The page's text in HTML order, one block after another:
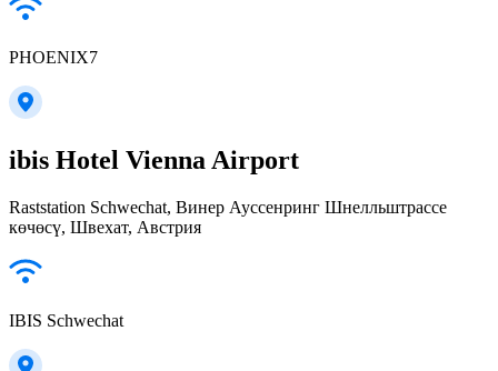
PHOENIX7
ibis Hotel Vienna Airport
Raststation Schwechat, Винер Ауссенринг Шнелльштрассе
көчөсү, Швехат, Австрия
IBIS Schwechat